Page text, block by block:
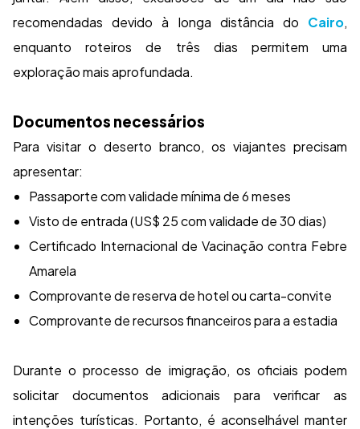
recomendadas devido à longa distância do Cairo,
enquanto roteiros de três dias permitem uma
exploração mais aprofundada.
Documentos necessários
Para visitar o deserto branco, os viajantes precisam
apresentar:
Passaporte com validade mínima de 6 meses
Visto de entrada (US$ 25 com validade de 30 dias)
Certificado Internacional de Vacinação contra Febre
Amarela
Comprovante de reserva de hotel ou carta-convite
Comprovante de recursos financeiros para a estadia
Durante o processo de imigração, os oficiais podem
solicitar documentos adicionais para verificar as
intenções turísticas. Portanto, é aconselhável manter